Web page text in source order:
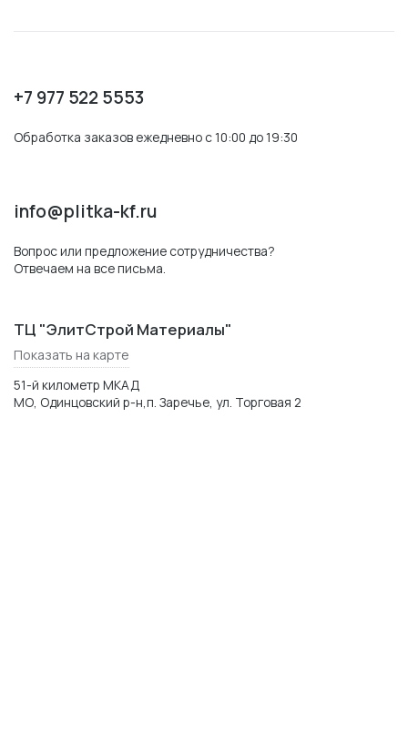
+7 977 522 5553
Обработка заказов ежедневно с 10:00 до 19:30
info@plitka-kf.ru
Вопрос или предложение сотрудничества?
Отвечаем на все письма.
ТЦ "ЭлитСтрой Материалы"
Показать на карте
51-й километр МКАД
МО, Одинцовский р-н,п. Заречье, ул. Торговая 2